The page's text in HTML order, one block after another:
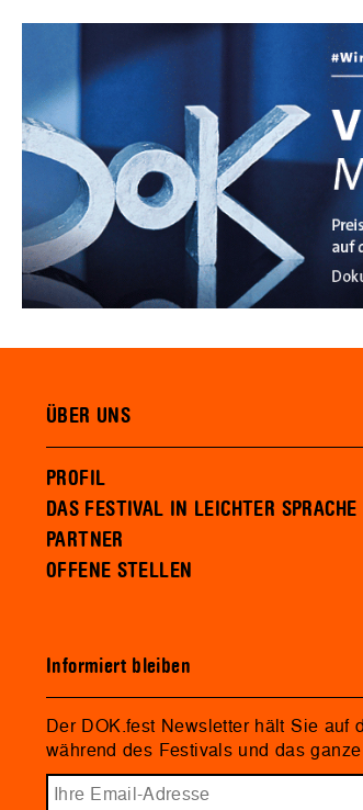
ÜBER UNS
PROFIL
DAS FESTIVAL IN LEICHTER SPRACHE
PARTNER
OFFENE STELLEN
Informiert bleiben
Der DOK.fest Newsletter hält Sie auf
während des Festivals und das